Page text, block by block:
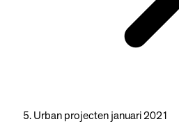
Urban projecten januari 2021